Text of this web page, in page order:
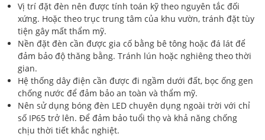
Vị trí đặt đèn nên được tính toán kỹ theo nguyên tắc đối
xứng. Hoặc theo trục trung tâm của khu vườn, tránh đặt tùy
tiện gây mất thẩm mỹ.
Nền đặt đèn cần được gia cố bằng bê tông hoặc đá lát để
đảm bảo độ thăng bằng. Tránh lún hoặc nghiêng theo thời
gian.
Hệ thống dây điện cần được đi ngầm dưới đất, bọc ống gen
chống nước để đảm bảo an toàn và thẩm mỹ.
Nên sử dụng bóng đèn LED chuyên dụng ngoài trời với chỉ
số IP65 trở lên. Để đảm bảo tuổi thọ và khả năng chống
chịu thời tiết khắc nghiệt.